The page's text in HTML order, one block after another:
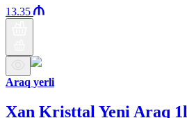
13.35
Araq yerli
Xan Kristtal Yeni Araq 1l